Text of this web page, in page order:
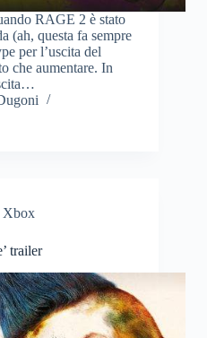
RAGE 2 è stato
(ah, questa fa sempre
per l’uscita del
che aumentare. In
Xbox
trailer